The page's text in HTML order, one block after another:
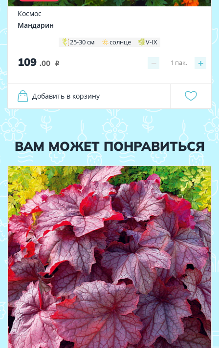
Космос
Мандарин
25-30 см солнце V-IX
109 .00 i − +
1 пак.
Добавить в корзину
ВАМ МОЖЕТ ПОНРАВИТЬСЯ